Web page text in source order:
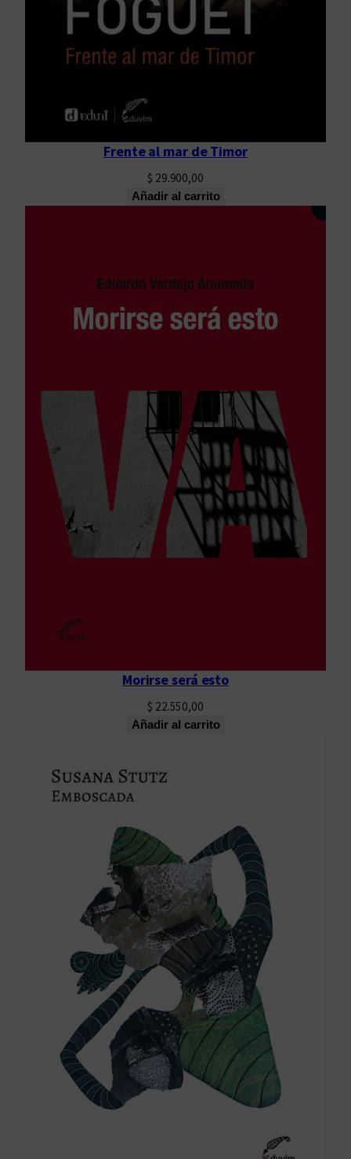
Frente al mar de Timor
$ 29.900,00
Añadir al carrito
Morirse será esto
$ 22.550,00
Añadir al carrito